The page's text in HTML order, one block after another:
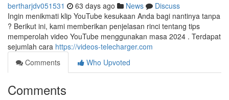
bertharjdv051531 63 days ago News
Discuss
Ingin menikmati klip YouTube kesukaan Anda bagi nantinya tanpa
? Berikut ini, kami memberikan penjelasan rinci tentang tips
memperolah video YouTube menggunakan masa 2024 . Terdapat
sejumlah cara https://videos-telecharger.com
Comments
Who Upvoted
Comments